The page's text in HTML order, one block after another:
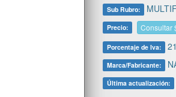
Sub Rubro:
Precio: Consultar
Porcentaje de Iva:
Marca/Fabricante:
Última actualización: